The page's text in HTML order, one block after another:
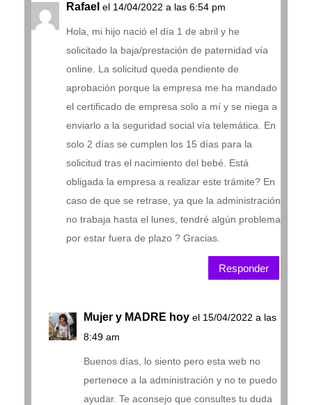
Rafael el 14/04/2022 a las 6:54 pm
Hola, mi hijo nació el día 1 de abril y he
solicitado la baja/prestación de paternidad vía
online. La solicitud queda pendiente de
aprobación porque la empresa me ha mandado
el certificado de empresa solo a mí y se niega a
enviarlo a la seguridad social vía telemática. En
solo 2 días se cumplen los 15 días para la
solicitud tras el nacimiento del bebé. Está
obligada la empresa a realizar este trámite? En
caso de que se retrase, ya que la administración
no trabaja hasta el lunes, tendré algún problema
por estar fuera de plazo ? Gracias.
Responder
Mujer y MADRE hoy el 15/04/2022 a las
8:49 am
Buenos días, lo siento pero esta web no
pertenece a la administración y no te puedo
ayudar. Te aconsejo que consultes tu duda